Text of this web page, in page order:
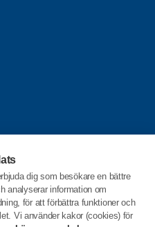
dig som besökare en bättre
analyserar information om
för att förbättra funktioner och
Vi använder kakor (cookies) för
- fredag, 09:00 - 15:00 med